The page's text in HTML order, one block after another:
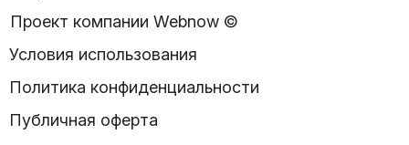
Проект компании Webnow ©
Условия использования
Политика конфиденциальности
Публичная оферта